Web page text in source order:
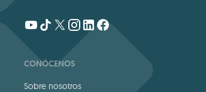
CONÓCENOS
Sobre nosotros